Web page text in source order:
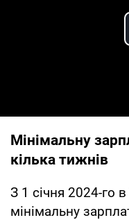
Мінімальну
кілька тижнів
З 1 січня 2024-го
мінімальну